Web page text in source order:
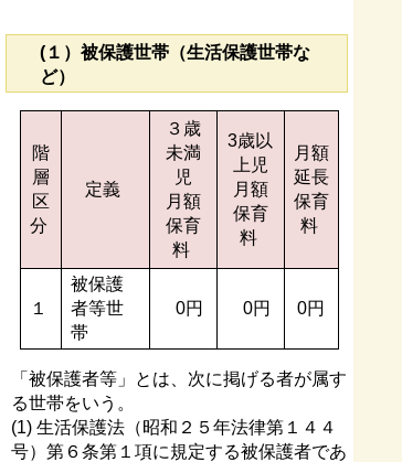
(１）被保護世帯（生活保護世帯な
ど）
階
層
区
分
定義
３歳
未満
児
月額
保育
料
3歳以
上児
月額
保育
料
月額
延長
保育
料
１
被保護
者等世
帯
0円 0円 0円
「被保護者等」とは、次に掲げる者が属す
る世帯をいう。
(1) 生活保護法（昭和２５年法律第１４４
号）第６条第１項に規定する被保護者であ